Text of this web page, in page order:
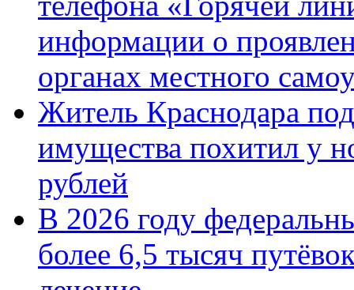
информации о
органах местного
Житель Краснодара
имущества похитил у
рублей
В 2026 году
более 6,5 тысяч